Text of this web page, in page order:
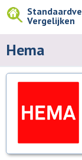
Vergelijken
Hema